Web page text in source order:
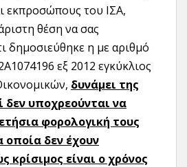
εκπροσώπους του ΙΣΑ,
θέση να σας
δημοσιεύθηκε η με αριθμό
εξ 2012 εγκύκλιος
δυνάμει της
δεν υποχρεούνται να
φορολογική τους
δεν έχουν
κρίσιμος είναι ο χρόνος